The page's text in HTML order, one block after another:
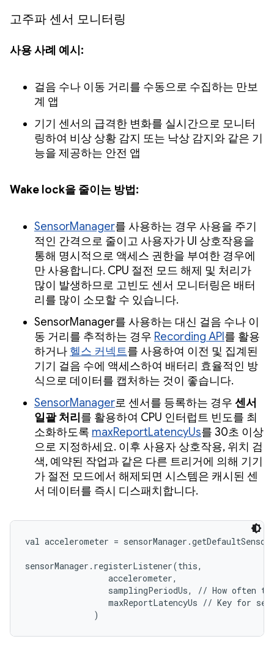
고주파 센서 모니터링
사용 사례 예시:
걸음 수나 이동 거리를 수동으로 수집하는 만보
계 앱
기기 센서의 급격한 변화를 실시간으로 모니터
링하여 비상 상황 감지 또는 낙상 감지와 같은 기
능을 제공하는 안전 앱
Wake lock을 줄이는 방법:
SensorManager를 사용하는 경우 사용을 주기
적인 간격으로 줄이고 사용자가 UI 상호작용을
통해 명시적으로 액세스 권한을 부여한 경우에
만 사용합니다. CPU 절전 모드 해제 및 처리가
많이 발생하므로 고빈도 센서 모니터링은 배터
리를 많이 소모할 수 있습니다.
SensorManager를 사용하는 대신 걸음 수나 이
동 거리를 추적하는 경우 Recording API 를 활용
하거나 헬스 커넥트를 사용하여 이전 및 집계된
기기 걸음 수에 액세스하여 배터리 효율적인 방
식으로 데이터를 캡처하는 것이 좋습니다.
SensorManager로 센서를 등록하는 경우 센서
일괄 처리 를 활용하여 CPU 인터럽트 빈도를 최
소화하도록 maxReportLatencyUs를 30초 이상
으로 지정하세요. 이후 사용자 상호작용, 위치 검
색, 예약된 작업과 같은 다른 트리거에 의해 기기
가 절전 모드에서 해제되면 시스템은 캐시된 센
서 데이터를 즉시 디스패치합니다.
val accelerometer =
sensorManager.registerListener(this,
                 accelerometer,
samplingPeriodUs, // How often
maxReportLatencyUs // Key for
              )